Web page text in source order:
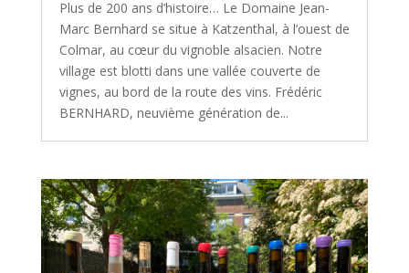
Plus de 200 ans d’histoire… Le Domaine Jean-
Marc Bernhard se situe à Katzenthal, à l’ouest de
Colmar, au cœur du vignoble alsacien. Notre
village est blotti dans une vallée couverte de
vignes, au bord de la route des vins. Frédéric
BERNHARD, neuvième génération de...